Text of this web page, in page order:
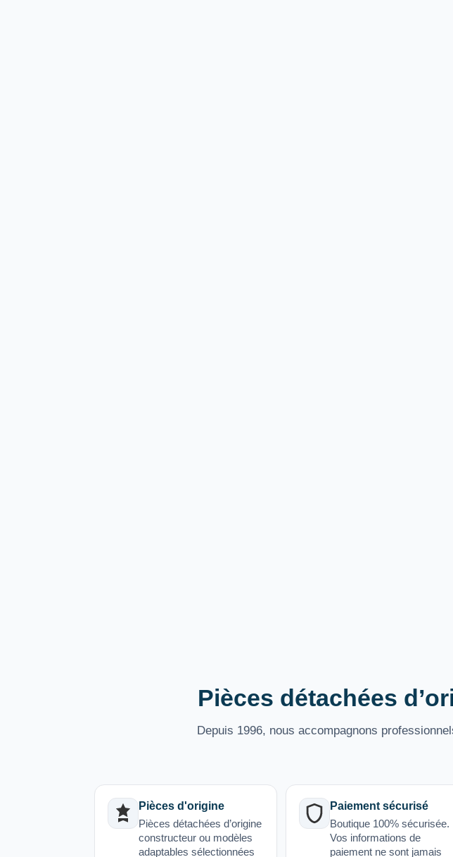
Pièces détachées
Depuis 1996, nous accompagnons
Pièces d'origine
Pièces détachées d’origine
constructeur ou modèles
adaptables sélectionnées
Paiement sécurisé
Boutique 100% sécurisée.
Vos informations de
paiement ne sont jamais